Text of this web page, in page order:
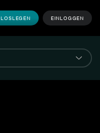
LOSLEGEN EINLOGGEN